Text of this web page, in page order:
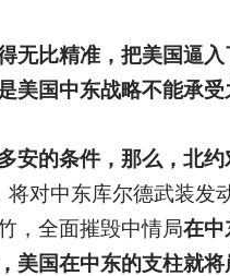
无比精准，把美国逼
美国中东战略不能承受
安的条件，那么，北
对中东库尔德武装发
，全面摧毁中情局在中
美国在中东的支柱就